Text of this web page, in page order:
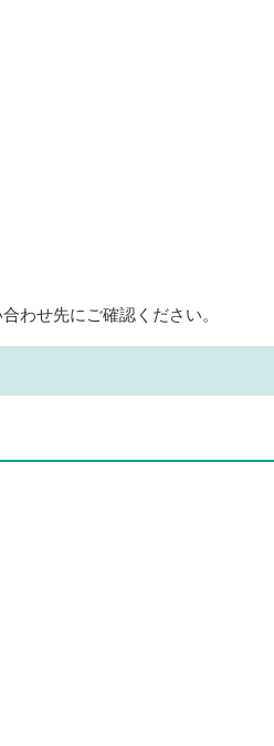
わせ先にご確認ください。